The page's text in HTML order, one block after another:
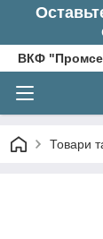
ВКФ
Товари